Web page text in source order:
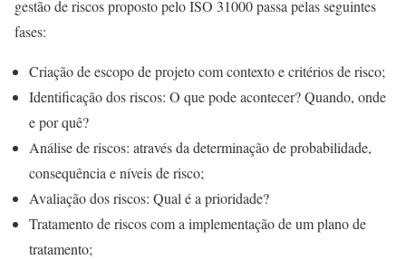
gestão de riscos proposto pelo ISO 31000 passa pelas seguintes
fases:
Criação de escopo de projeto com contexto e critérios de risco;
Identificação dos riscos: O que pode acontecer? Quando, onde
e por quê?
Análise de riscos: através da determinação de probabilidade,
consequência e níveis de risco;
Avaliação dos riscos: Qual é a prioridade?
Tratamento de riscos com a implementação de um plano de
tratamento;